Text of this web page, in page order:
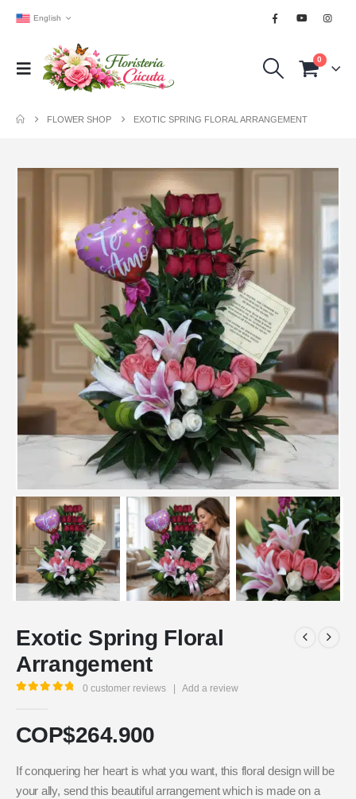
English
0
FLOWER SHOP EXOTIC SPRING FLORAL ARRANGEMENT
Exotic Spring Floral
Arrangement
0 customer reviews | Add a review
COP$264.900
If conquering her heart is what you want, this floral design will be
your ally, send this beautiful arrangement which is made on a